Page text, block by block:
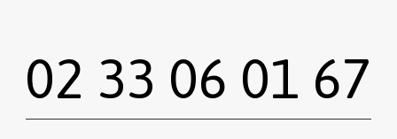
02 33 06 01 67